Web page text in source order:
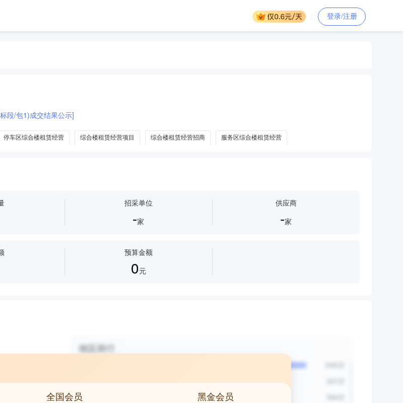
登录/注册
段/包1)成交结果公示]
停车区综合楼租赁经营 综合楼租赁经营项目 综合楼租赁经营招商 服务区综合楼租赁经营
招采单位
-家
供应商
-家
预算金额
0元
全国会员 黑金会员